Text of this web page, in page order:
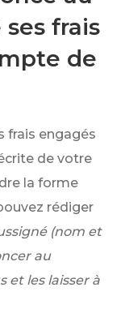
frais
de
frais engagés
de votre
la forme
rédiger
(nom et
au
et les laisser à